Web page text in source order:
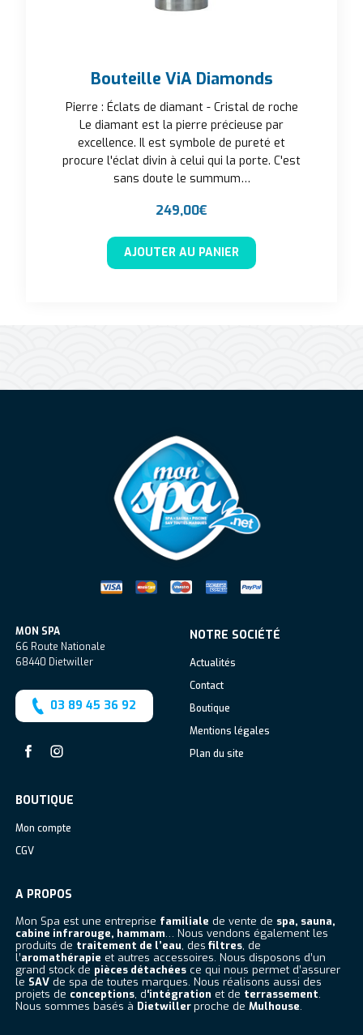
Bouteille ViA Diamonds
Pierre : Éclats de diamant - Cristal de roche
Le diamant est la pierre précieuse par
excellence. Il est symbole de pureté et
procure l'éclat divin à celui qui la porte. C'est
sans doute le summum…
249,00€
AJOUTER AU PANIER
MON SPA
66 Route Nationale
68440 Dietwiller
03 89 45 36 92
NOTRE SOCIÉTÉ
Actualités
Contact
Boutique
Mentions légales
Plan du site
BOUTIQUE
Mon compte
CGV
A PROPOS
Mon Spa est une entreprise familiale de vente de spa, sauna,
cabine infrarouge, hammam… Nous vendons également les
produits de traitement de l’eau, des filtres, de
l’aromathérapie et autres accessoires. Nous disposons d’un
grand stock de pièces détachéesce qui nous permet d’assurer
le SAVde spa de toutes marques. Nous réalisons aussi des
projets de conceptions, d‘intégration et de terrassement.
Nous sommes basés à Dietwillerproche de Mulhouse.